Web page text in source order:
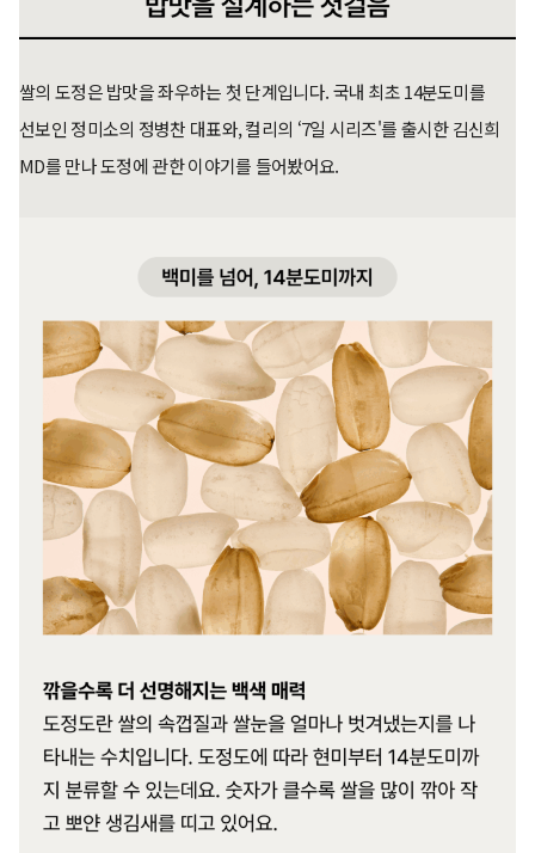
쌀의 도정은 밥맛을 좌우하는 첫 단계입니다. 국내 최초 14분도미를
선보인 정미소의 정병찬 대표와, 컬리의 ‘7일 시리즈'를 출시한 김신희
MD를 만나 도정에 관한 이야기를 들어봤어요.